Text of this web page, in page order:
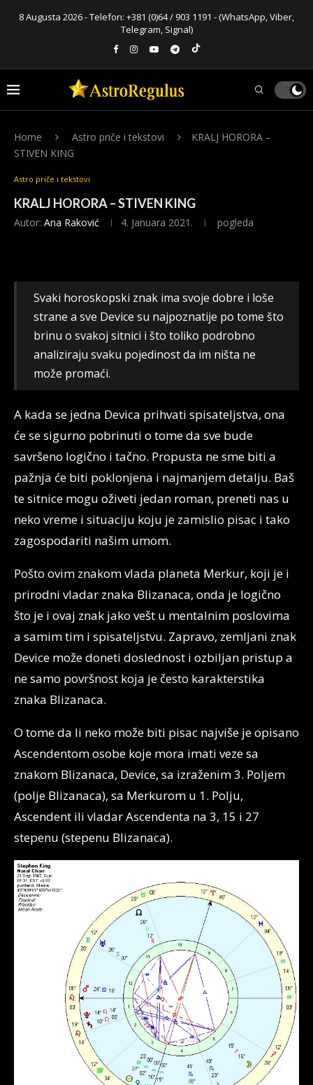
8 Augusta 2026 - Telefon: +381 (0)64 / 903 1191 - (WhatsApp, Viber,
Telegram, Signal)
Home Astro priče i tekstovi
KRALJ HORORA –
STIVEN KING
Astro priče i tekstovi
KRALJ HORORA – STIVEN KING
Autor: Ana Raković 4. Januara 2021. pogleda
Svaki horoskopski znak ima svoje dobre i loše
strane a sve Device su najpoznatije po tome što
brinu o svakoj sitnici i što toliko podrobno
analiziraju svaku pojedinost da im ništa ne
može promaći.
A kada se jedna Devica prihvati spisateljstva, ona
će se sigurno pobrinuti o tome da sve bude
savršeno logično i tačno. Propusta ne sme biti a
pažnja će biti poklonjena i najmanjem detalju. Baš
te sitnice mogu oživeti jedan roman, preneti nas u
neko vreme i situaciju koju je zamislio pisac i tako
zagospodariti našim umom.
Pošto ovim znakom vlada planeta Merkur, koji je i
prirodni vladar znaka Blizanaca, onda je logično
što je i ovaj znak jako vešt u mentalnim poslovima
a samim tim i spisateljstvu. Zapravo, zemljani znak
Device može doneti doslednost i ozbiljan pristup a
ne samo površnost koja je često karakterstika
znaka Blizanaca.
O tome da li neko može biti pisac najviše je opisano
Ascendentom osobe koje mora imati veze sa
znakom Blizanaca, Device, sa izraženim 3. Poljem
(polje Blizanaca), sa Merkurom u 1. Polju,
Ascendent ili vladar Ascendenta na 3, 15 i 27
stepenu (stepenu Blizanaca).